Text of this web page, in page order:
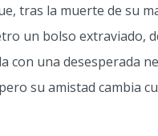
tras la muerte de su
un bolso extraviado,
con una desesperada
su amistad cambia